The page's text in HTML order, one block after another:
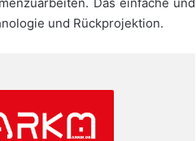
und Rückprojektion.